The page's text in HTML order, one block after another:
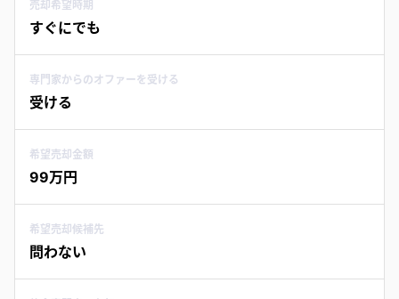
売却希望時期
すぐにでも
専門家からのオファーを受ける
受ける
希望売却金額
99万円
希望売却候補先
問わない